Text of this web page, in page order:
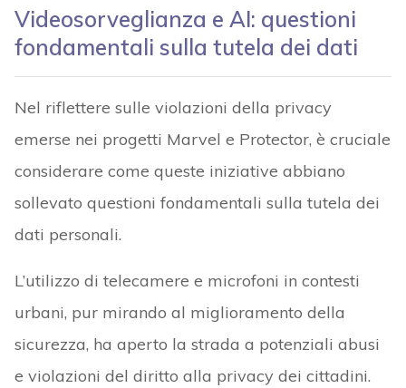
Videosorveglianza e AI: questioni
fondamentali sulla tutela dei dati
Nel riflettere sulle violazioni della privacy
emerse nei progetti Marvel e Protector, è cruciale
considerare come queste iniziative abbiano
sollevato questioni fondamentali sulla tutela dei
dati personali.
L’utilizzo di telecamere e microfoni in contesti
urbani, pur mirando al miglioramento della
sicurezza, ha aperto la strada a potenziali abusi
e violazioni del diritto alla privacy dei cittadini.